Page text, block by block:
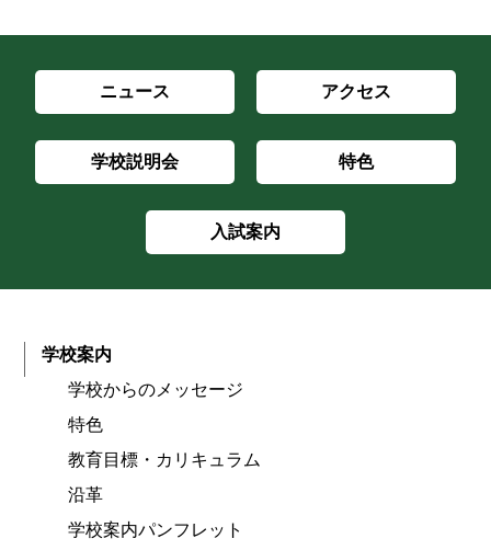
ニュース アクセス
学校説明会 特色
入試案内
学校案内
学校からのメッセージ
特色
教育目標・カリキュラム
沿革
学校案内パンフレット